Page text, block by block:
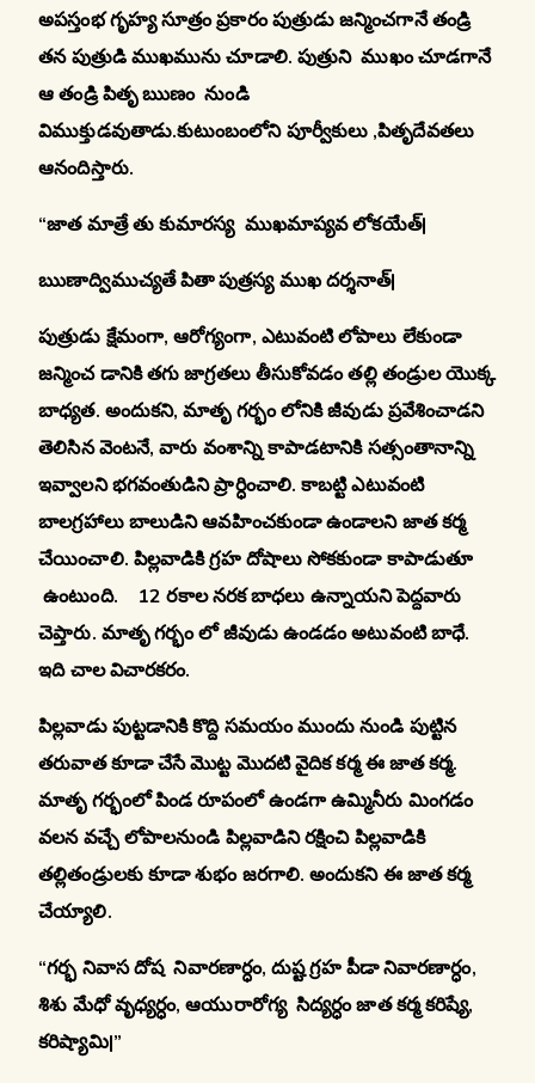
అపస్తంభ గృహ్య సూత్రం ప్రకారం పుత్రుడు జన్మించగానే తండ్రి
తన పుత్రుడి ముఖమును చూడాలి. పుత్రుని ముఖం చూడగానే
ఆ తండ్రి పితృ ఋణం నుండి
విముక్తుడవుతాడు.కుటుంబంలోని పూర్వీకులు ,పితృదేవతలు
ఆనందిస్తారు.
“జాత మాత్రే తు కుమారస్య ముఖమాప్యవ లోకయేత్|
ఋణాద్విముచ్యతే పితా పుత్రస్య ముఖ దర్శనాత్|
పుత్రుడు క్షేమంగా, ఆరోగ్యంగా, ఎటువంటి లోపాలు లేకుండా
జన్మించ డానికి తగు జాగ్రతలు తీసుకోవడం తల్లి తండ్రుల యొక్క
బాధ్యత. అందుకని, మాతృ గర్భం లోనికి జీవుడు ప్రవేశించాడని
తెలిసిన వెంటనే, వారు వంశాన్ని కాపాడటానికి సత్సంతానాన్ని
ఇవ్వాలని భగవంతుడిని ప్రార్ధించాలి. కాబట్టి ఎటువంటి
బాలగ్రహాలు బాలుడిని ఆవహించకుండా ఉండాలని జాత కర్మ
చేయించాలి. పిల్లవాడికి గ్రహ దోషాలు సోకకుండా కాపాడుతూ
ఉంటుంది. 12 రకాల నరక బాధలు ఉన్నాయని పెద్దవారు
చెప్తారు. మాతృ గర్భం లో జీవుడు ఉండడం అటువంటి బాధే.
ఇది చాల విచారకరం.
పిల్లవాడు పుట్టడానికి కొద్ది సమయం ముందు నుండి పుట్టిన
తరువాత కూడా చేసే మొట్ట మొదటి వైదిక కర్మ ఈ జాత కర్మ.
మాతృ గర్భంలో పిండ రూపంలో ఉండగా ఉమ్మినీరు మింగడం
వలన వచ్చే లోపాలనుండి పిల్లవాడిని రక్షించి పిల్లవాడికి
తల్లితండ్రులకు కూడా శుభం జరగాలి. అందుకని ఈ జాత కర్మ
చేయ్యాలి.
“గర్భ నివాస దోష నివారణార్ధం, దుష్ట గ్రహ పీడా నివారణార్ధం,
శిశు మేధో వృధ్యర్ధం, ఆయురారోగ్య సిద్యర్ధం జాత కర్మ కరిష్యే,
కరిష్యామి|”